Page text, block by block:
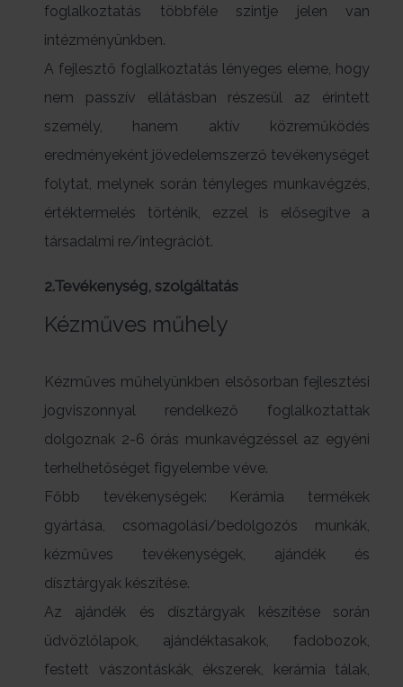
foglalkoztatás többféle szintje jelen van
intézményünkben.
A fejlesztő foglalkoztatás lényeges eleme, hogy
nem passzív ellátásban részesül az érintett
személy, hanem aktív közreműködés
eredményeként jövedelemszerző tevékenységet
folytat, melynek során tényleges munkavégzés,
értéktermelés történik, ezzel is elősegítve a
társadalmi re/integrációt.
2.Tevékenység, szolgáltatás
Kézműves műhely
Kézműves műhelyünkben elsősorban fejlesztési
jogviszonnyal rendelkező foglalkoztattak
dolgoznak 2-6 órás munkavégzéssel az egyéni
terhelhetőséget figyelembe véve.
Főbb tevékenységek: Kerámia termékek
gyártása, csomagolási/bedolgozós munkák,
kézműves tevékenységek, ajándék és
dísztárgyak készítése.
Az ajándék és dísztárgyak készítése során
üdvözlőlapok, ajándéktasakok, fadobozok,
festett vászontáskák, ékszerek, kerámia tálak,